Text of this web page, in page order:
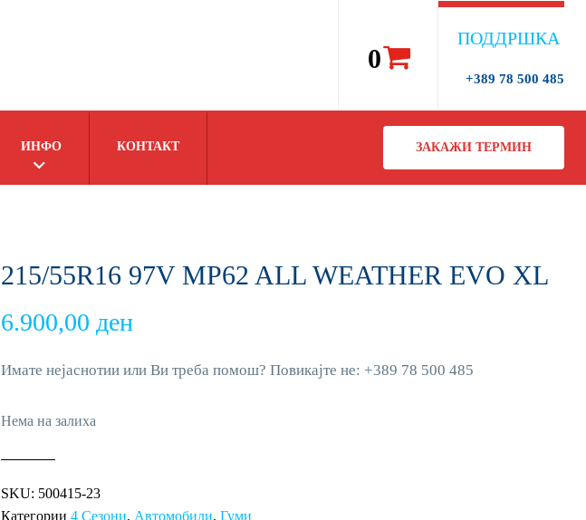
0
ПОДДРШКА
+389 78 500 485
ЗАКАЖИ ТЕРМИН
ИНФО КОНТАКТ
215/55R16 97V MP62 ALL WEATHER EVO XL
6.900,00 ден
Имате нејаснотии или Ви треба помош? Повикајте не: +389 78 500 485
Нема на залиха
SKU: 500415-23
Категории 4 Сезони, Автомобили, Гуми